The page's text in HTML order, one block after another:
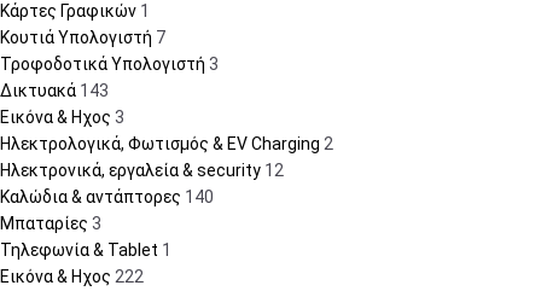
Κάρτες Γραφικών 1
Κουτιά Υπολογιστή 7
Τροφοδοτικά Υπολογιστή 3
Δικτυακά 143
Εικόνα & Ηχος 3
Ηλεκτρολογικά, Φωτισμός & EV Charging 2
Ηλεκτρονικά, εργαλεία & security 12
Καλώδια & αντάπτορες 140
Μπαταρίες 3
Τηλεφωνία & Tablet 1
Εικόνα & Ηχος 222